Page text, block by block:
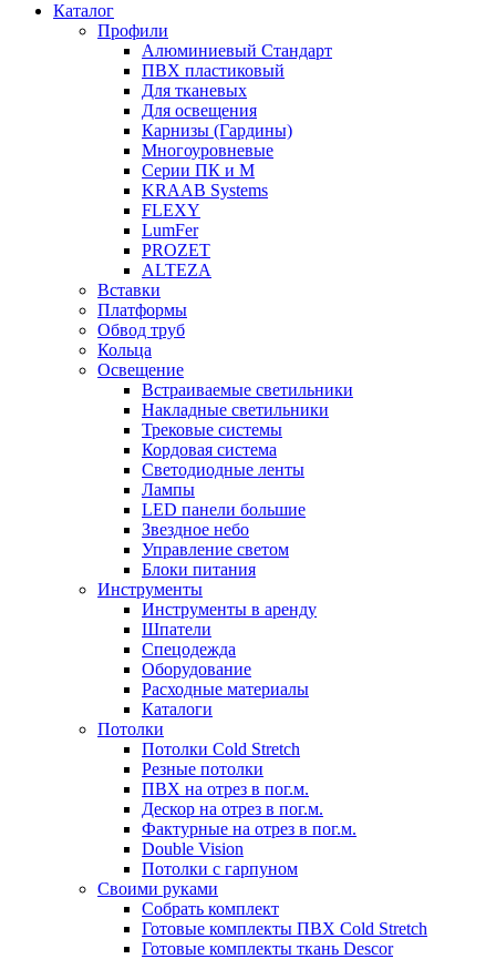
Каталог
Профили
Алюминиевый Стандарт
ПВХ пластиковый
Для тканевых
Для освещения
Карнизы (Гардины)
Многоуровневые
Серии ПК и М
KRAAB Systems
FLEXY
LumFer
PROZET
ALTEZA
Вставки
Платформы
Обвод труб
Кольца
Освещение
Встраиваемые светильники
Накладные светильники
Трековые системы
Кордовая система
Светодиодные ленты
Лампы
LED панели большие
Звездное небо
Управление светом
Блоки питания
Инструменты
Инструменты в аренду
Шпатели
Спецодежда
Оборудование
Расходные материалы
Каталоги
Потолки
Потолки Cold Stretch
Резные потолки
ПВХ на отрез в пог.м.
Дескор на отрез в пог.м.
Фактурные на отрез в пог.м.
Double Vision
Потолки с гарпуном
Своими руками
Собрать комплект
Готовые комплекты ПВХ Cold Stretch
Готовые комплекты ткань Descor